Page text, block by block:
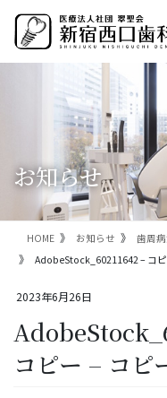
ン
ー
お知らせ
HOME お知らせ
歯周
AdobeStock_60211642 – コ
2023年6月26日
コピー – コピ